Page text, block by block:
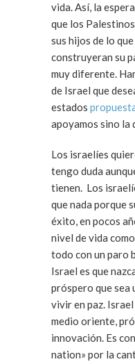
vida. Así, la
que los
sus hijos de lo
construyeran su
muy diferente.
de Israel que
estados
apoyamos sino la
Los israelíes
tengo duda
tienen. Los
que nada porque
éxito, en pocos
nivel de vida
todo con un paro
Israel es que
próspero que sea
vivir en paz.
medio oriente,
innovación. Es
nation» por la